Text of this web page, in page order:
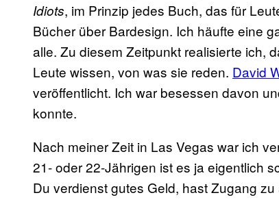
Idiots, im Prinzip jedes Buch, das für
Bücher über Bardesign. Ich häufte eine
alle. Zu diesem Zeitpunkt realisierte ich,
Leute wissen, von was sie reden. David
veröffentlicht. Ich war besessen davon
konnte.
Nach meiner Zeit in Las Vegas war ich
21- oder 22-Jährigen ist es ja eigentlich
Du verdienst gutes Geld, hast Zugang